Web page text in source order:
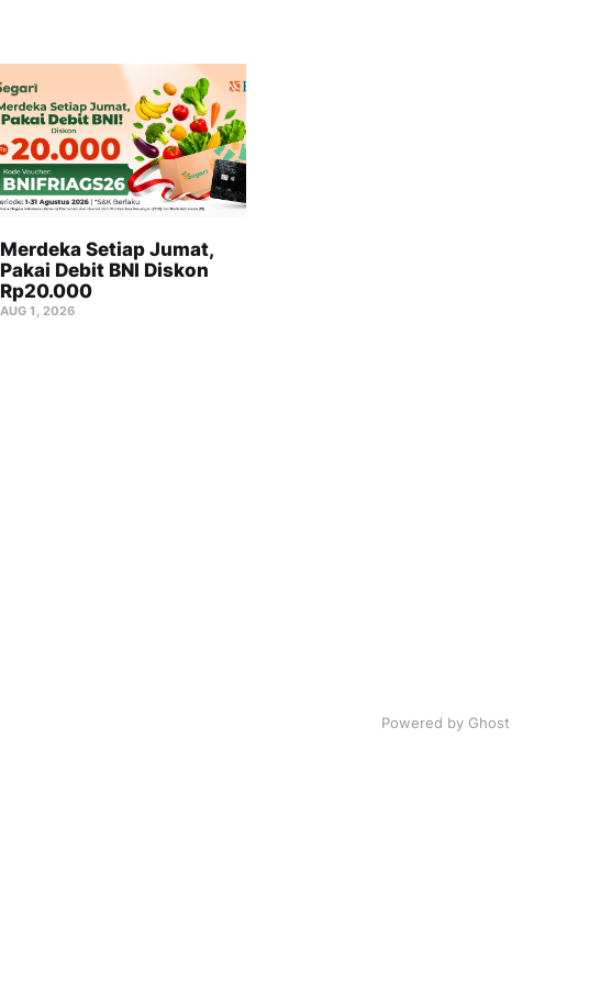
Merdeka Setiap Jumat,
Pakai Debit BNI Diskon
Rp20.000
AUG 1, 2026
Powered by Ghost